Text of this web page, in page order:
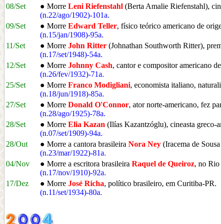
08/Set
● Morre Leni Riefenstahl (Berta Amalie Riefenstahl),
(n.22/ago/1902)-101a.
09/Set
● Morre Edward Teller, físico teórico americano de
(n.15/jan/1908)-95a.
11/Set
● Morre John Ritter (Johnathan Southworth Ritter),
(n.17/set/1948)-54a.
12/Set
● Morre Johnny Cash, cantor e compositor americano
(n.26/fev/1932)-71a.
25/Set
● Morre Franco Modigliani, economista italiano,
(n.18/jun/1918)-85a.
27/Set
● Morre Donald O'Connor, ator norte-americano, fez
(n.28/ago/1925)-78a.
28/Set
● Morre Elia Kazan (Ilías Kazantzóglu), cineasta greco-
(n.07/set/1909)-94a.
28/Out
● Morre a cantora brasileira Nora Ney (Iracema de
(n.23/mar/1922)-81a.
04/Nov
● Morre a escritora brasileira Raquel de Queiroz, no Rio
(n.17/nov/1910)-92a.
17/Dez
● Morre José Richa, político brasileiro, em Curitiba-PR.
(n.11/set/1934)-80a.